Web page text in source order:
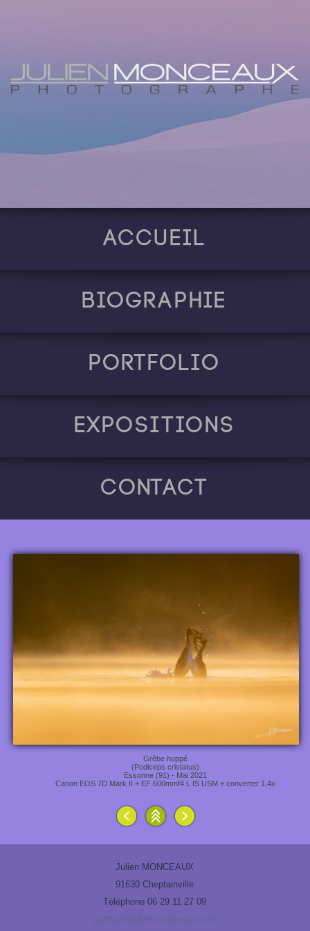
Accueil
Biographie
Portfolio
Expositions
Contact
Grêbe huppé
(Podiceps cristatus)
Essonne (91) - Mai 2021
Canon EOS 7D Mark II + EF 600mmf4 L IS USM + converter 1,4x
Julien MONCEAUX
91630 Cheptainville
Téléphone 06 29 11 27 09
contact@julien-monceaux.com